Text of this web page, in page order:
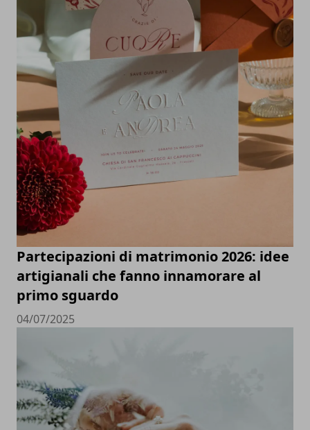
Partecipazioni di matrimonio 2026: idee
artigianali che fanno innamorare al
primo sguardo
04/07/2025